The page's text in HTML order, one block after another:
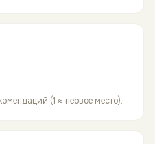
(1 ≈ первое место).